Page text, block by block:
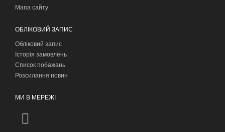
Мапа сайту
ОБЛІКОВИЙ ЗАПИС
Обліковий запис
Історія замовлень
Список побажань
Розсилання новин
МИ В МЕРЕЖІ